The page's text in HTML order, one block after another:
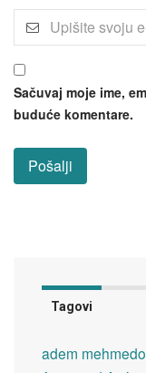
Sačuvaj moje ime,
buduće komentare.
Tagovi
adem